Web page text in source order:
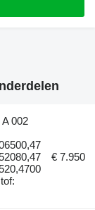
002
€ 7.950